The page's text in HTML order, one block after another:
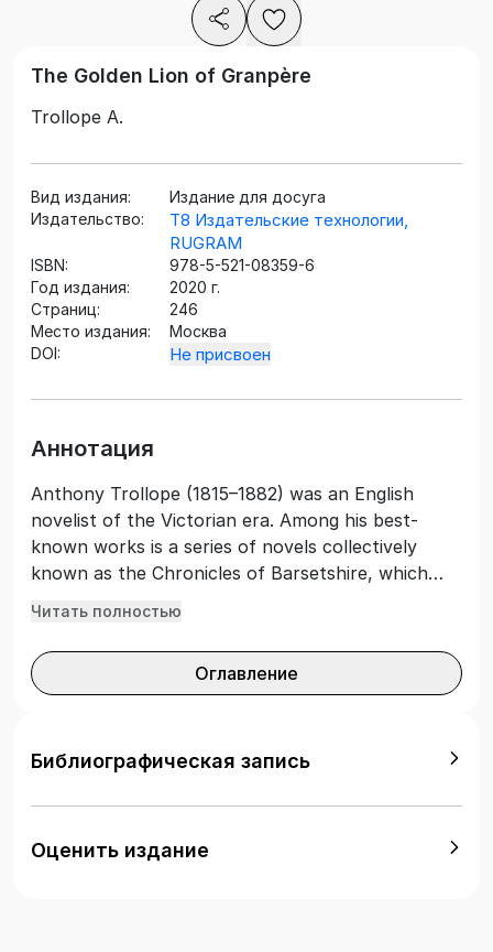
The Golden Lion of Granpère
Trollope A.
Вид издания:
Издание для досуга
Издательство:
Т8 Издательские технологии,
RUGRAM
ISBN:
978-5-521-08359-6
Год издания:
2020 г.
Страниц:
246
Место издания:
Москва
DOI:
Не присвоен
Аннотация
Anthony Trollope (1815–1882) was an English
novelist of the Victorian era. Among his best-
known works is a series of novels collectively
known as the Chronicles of Barsetshire, which
revolves around the imaginary county of
written when Trollope was at the height of his
popularity. The novel concerns the events in the
beloved Marie, the rivalry between Voss and
the results of a betrothal based on mutual
misunderstandings.
Читать полностью
Оглавление
Библиографическая запись
Оценить издание